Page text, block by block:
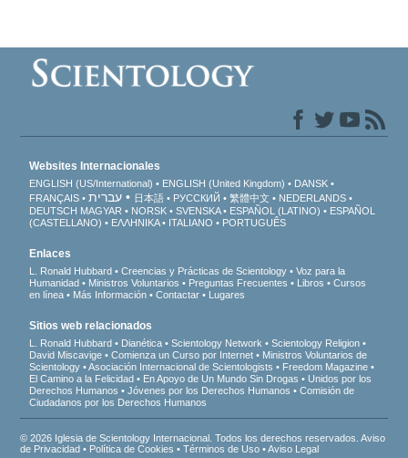
Websites Internacionales
ENGLISH (US/International) ENGLISH (United Kingdom)
DANSK
FRANÇAIS
עברית 日本語 РУССКИЙ 繁體中文
NEDERLANDS
DEUTSCH MAGYAR NORSK SVENSKA ESPAÑOL (LATINO)
ESPAÑOL
(CASTELLANO)
ΕΛΛΗΝΙΚA ITALIANO PORTUGUÊS
Enlaces
L. Ronald Hubbard Creencias y Prácticas de Scientology
Voz para la
Humanidad
Ministros Voluntarios Preguntas Frecuentes Libros
Cursos
en línea
Más Información Contactar Lugares
Sitios web relacionados
L. Ronald Hubbard Dianética Scientology Network
Scientology Religion
David Miscavige
Comienza un Curso por Internet
Ministros Voluntarios de
Scientology
Asociación Internacional de Scientologists
Freedom Magazine
El Camino a la Felicidad
En Apoyo de Un Mundo Sin Drogas
Unidos por los
Derechos Humanos
Jóvenes por los Derechos Humanos
Comisión de
Ciudadanos por los Derechos Humanos
© 2026 Iglesia de Scientology Internacional. Todos los derechos reservados.Aviso
de Privacidad • Política de Cookies •Términos de Uso •Aviso Legal